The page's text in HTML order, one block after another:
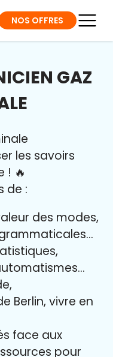
NOS OFFRES
GAZ
les savoirs
! 🔥
de :
des modes,
Berlin, vivre en
face aux
pour